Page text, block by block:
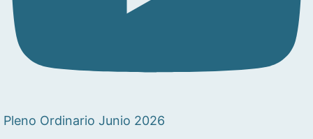
Pleno Ordinario Junio 2026